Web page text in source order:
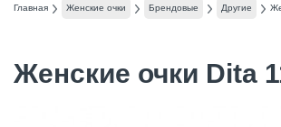
Главная Женские очки Брендовые Другие
Женские очки Dita